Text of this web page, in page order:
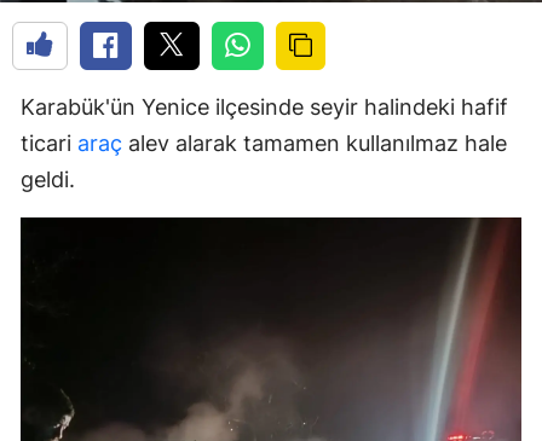
Karabük'ün Yenice ilçesinde seyir halindeki hafif
ticari araç alev alarak tamamen kullanılmaz hale
geldi.